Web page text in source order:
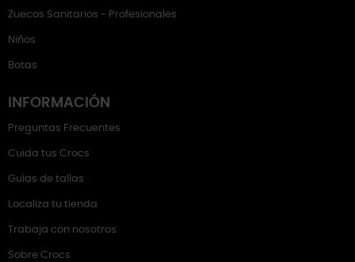
Zuecos Sanitarios - Profesionales
Niños
Botas
INFORMACIÓN
Preguntas Frecuentes
Cuida tus Crocs
Guías de tallas
Localiza tu tienda
Trabaja con nosotros
Sobre Crocs